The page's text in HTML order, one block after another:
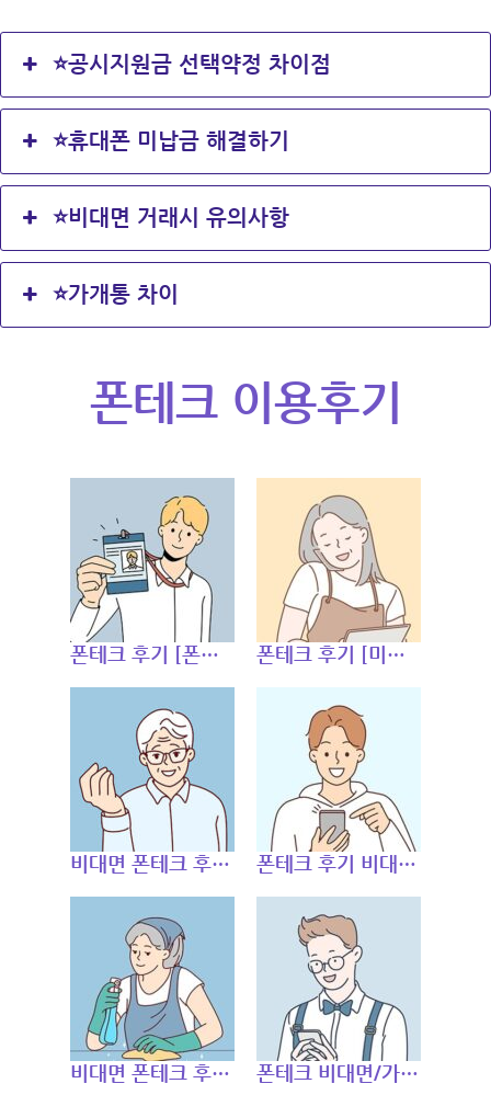
⭐공시지원금 선택약정 차이점
⭐휴대폰 미납금 해결하기
⭐비대면 거래시 유의사항
⭐가개통 차이
폰테크이용후기
폰테크 후기 [폰테크가 처음이신 기변 인천 고객님] 폰테크 후기 [미납연체 기변 가개통 고객님]
비대면 폰테크 후기 [미납연체 있으신 폰테크 처음인 고객님] 폰테크 후기 비대면 폰테크 [당일지급 기변 고객님]
비대면 폰테크 후기 [당일지급 비대면 폰테크 고객님] 폰테크 비대면/가개통/폰대출 신규 고객님 후기